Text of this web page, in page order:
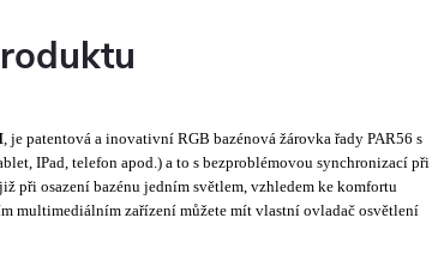
, je patentová a inovativní RGB bazénová žárovka řady PAR56 s
IPad, telefon apod.) a to s bezproblémovou synchronizací při
při osazení bazénu jedním světlem, vzhledem ke komfortu
multimediálním zařízení můžete mít vlastní ovladač osvětlení